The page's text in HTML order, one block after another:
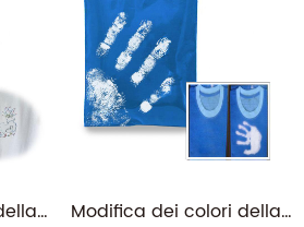
Modifica dei colori della temperatura Heatchromic Senza distorsione del calore sensibile Termochromico coloranti per tessili Modifica dei colori della temperatura organica Termochromico Pigmento blu per i vestiti